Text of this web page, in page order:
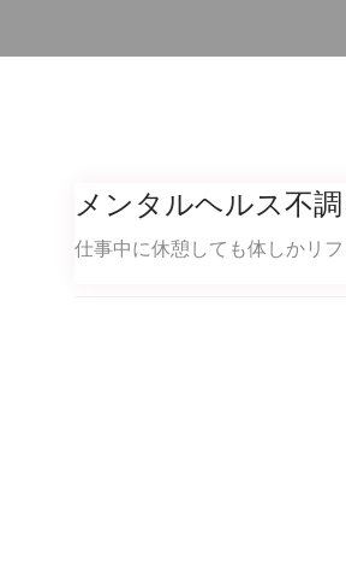
メンタルヘルス不
仕事中に休憩しても体しかリ